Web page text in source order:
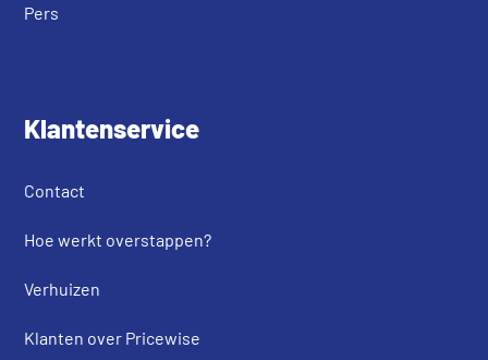
Pers
Klantenservice
Contact
Hoe werkt overstappen?
Verhuizen
Klanten over Pricewise